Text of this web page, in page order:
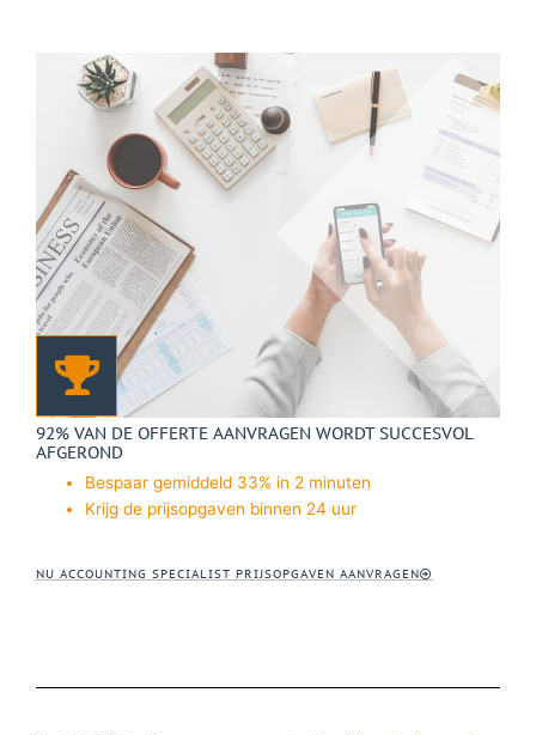
92% VAN DE OFFERTE AANVRAGEN WORDT SUCCESVOL
AFGEROND
Bespaar gemiddeld 33% in 2 minuten
Krijg de prijsopgaven binnen 24 uur
NU ACCOUNTING SPECIALIST PRIJSOPGAVEN AANVRAGEN